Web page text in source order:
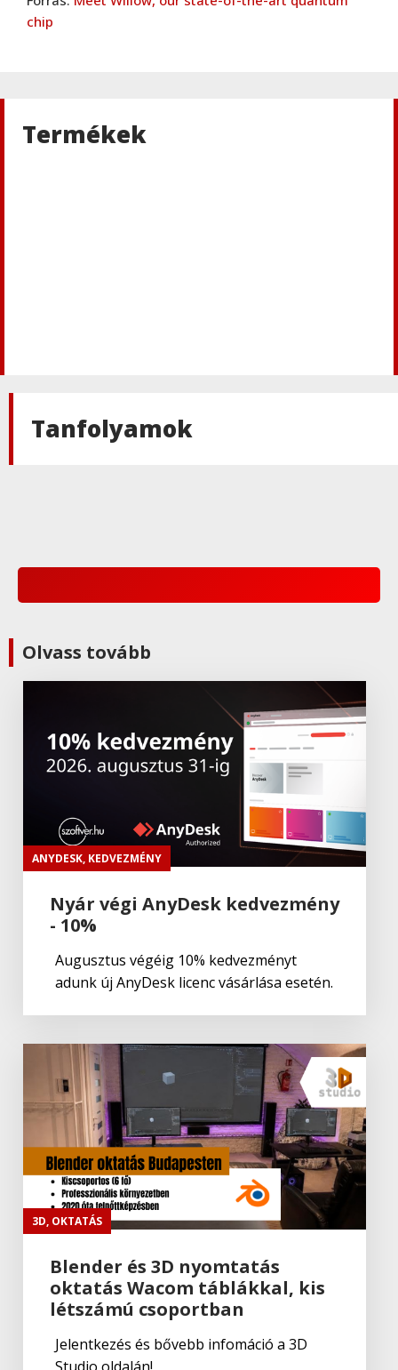
chip
Termékek
Tanfolyamok
Olvass tovább
ANYDESK, KEDVEZMÉNY
Nyár végi AnyDesk kedvezmény
- 10%
Augusztus végéig 10% kedvezményt
adunk új AnyDesk licenc vásárlása esetén.
3D, OKTATÁS
Blender és 3D nyomtatás
oktatás Wacom táblákkal, kis
létszámú csoportban
Jelentkezés és bővebb infomáció a 3D
Studio oldalán!